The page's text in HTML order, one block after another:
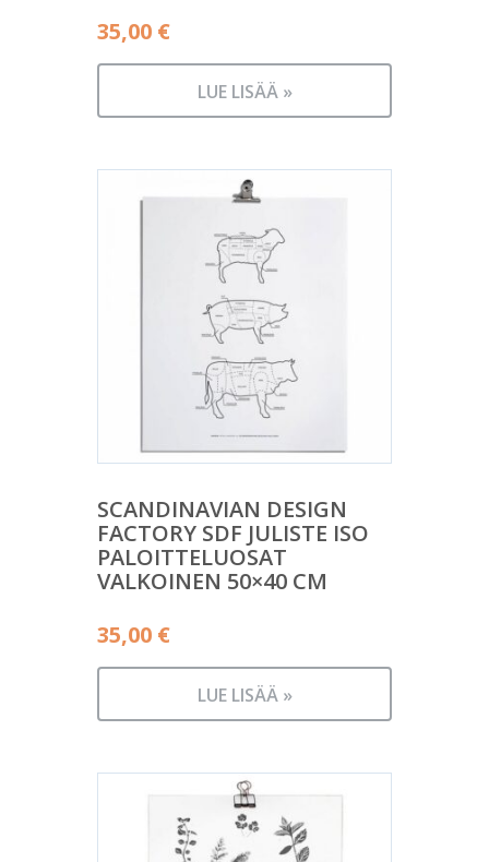
35,00 €
LUE LISÄÄ »
SCANDINAVIAN DESIGN
FACTORY SDF JULISTE ISO
PALOITTELUOSAT
VALKOINEN 50×40 CM
35,00 €
LUE LISÄÄ »